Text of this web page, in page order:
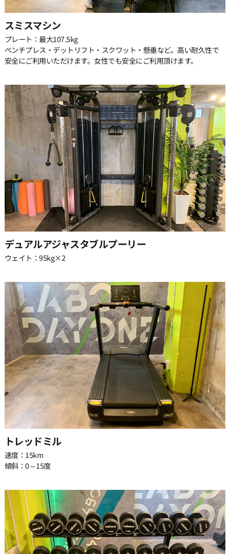
26:00
26:30
27:00
27:30
28:00
28:30
29:00
29:30
スミスマシン
プレート：最大107.5kg
ベンチプレス・デットリフト・スクワット・懸垂など。高い耐久性で
安全にご利用いただけます。女性でも安全にご利用頂けます。
デュアルアジャスタブルプーリー
ウェイト：95kg×2
トレッドミル
速度：15km
傾斜：0～15度